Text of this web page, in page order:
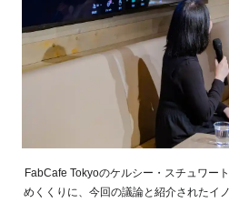
FabCafe Tokyoのケルシー・スチュワー
めくくりに、今回の議論と紹介されたイ